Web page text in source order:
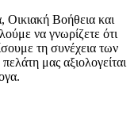
Οικιακή Βοήθεια και
να γνωρίζετε ότι
τη συνέχεια των
μας αξιολογείται